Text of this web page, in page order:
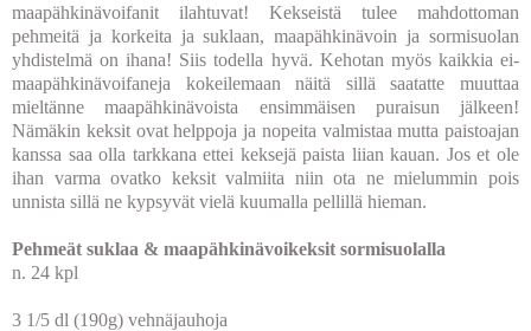
maapähkinävoifanit ilahtuvat! Kekseistä tulee mahdottoman
pehmeitä ja korkeita ja suklaan, maapähkinävoin ja sormisuolan
yhdistelmä on ihana! Siis todella hyvä. Kehotan myös kaikkia ei-
maapähkinävoifaneja kokeilemaan näitä sillä saatatte muuttaa
mieltänne maapähkinävoista ensimmäisen puraisun jälkeen!
Nämäkin keksit ovat helppoja ja nopeita valmistaa mutta paistoajan
kanssa saa olla tarkkana ettei keksejä paista liian kauan. Jos et ole
ihan varma ovatko keksit valmiita niin ota ne mielummin pois
unnista sillä ne kypsyvät vielä kuumalla pellillä hieman.
Pehmeät suklaa & maapähkinävoikeksit sormisuolalla
n. 24 kpl
3 1/5 dl (190g) vehnäjauhoja